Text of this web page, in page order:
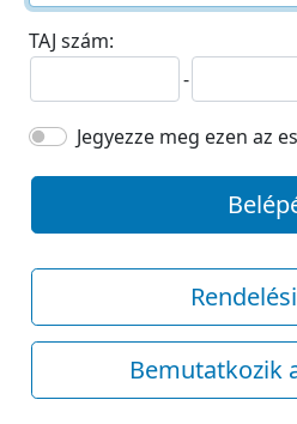
TAJ szám:
-
Jegyezze meg ezen az
Bemutatkozik